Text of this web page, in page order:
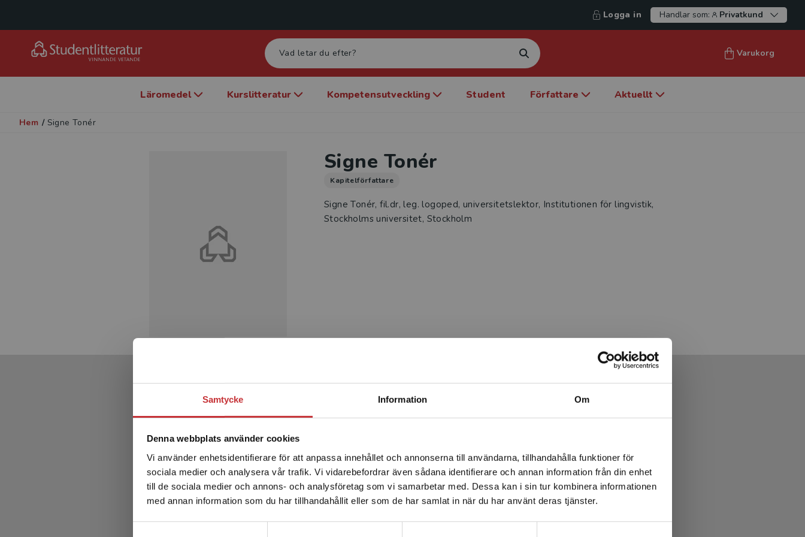
Samtycke Information Om
Denna webbplats använder cookies
Vi använder enhetsidentifierare för att anpassa innehållet och annonserna till användarna, tillhandahålla funktioner för
sociala medier och analysera vår trafik. Vi vidarebefordrar även sådana identifierare och annan information från din enhet
till de sociala medier och annons- och analysföretag som vi samarbetar med. Dessa kan i sin tur kombinera informationen
med annan information som du har tillhandahållit eller som de har samlat in när du har använt deras tjänster.
Begränsad fraktregion
Det verkar som att du besöker studentlitteratur.se via en
enhet utanför Sverige. Vi erbjuder inte leveranser utanför
Sverige. För att kunna slutföra ett köp måste
leveransadressen vara i Sverige.Läs mer
Logga in Handlar som: Privatkund
Varukorg
Läromedel Kurslitteratur Kompetensutveckling Student Författare Aktuellt
Hem / Signe Tonér
Signe Tonér
Kapitelförfattare
Signe Tonér, fil.dr, leg. logoped, universitetslektor, Institutionen för lingvistik,
Stockholms universitet, Stockholm
Produkter